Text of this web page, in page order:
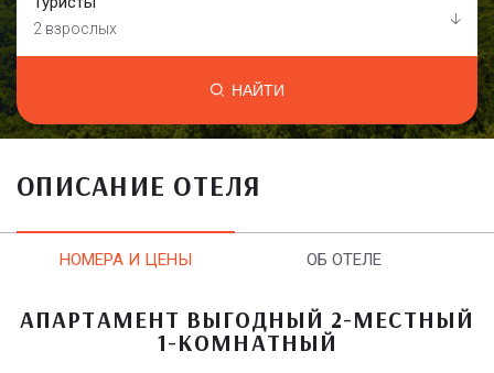
2 взрослых
НАЙТИ
ОПИСАНИЕ ОТЕЛЯ
НОМЕРА И ЦЕНЫ ОБ ОТЕЛЕ
АПАРТАМЕНТ ВЫГОДНЫЙ 2-МЕСТНЫЙ
1-КОМНАТНЫЙ